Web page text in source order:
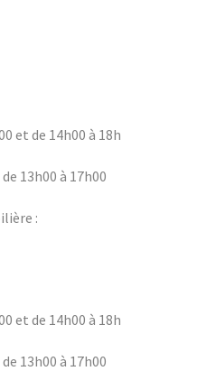
et de 14h00 à 18h
13h00 à 17h00
:
et de 14h00 à 18h
13h00 à 17h00